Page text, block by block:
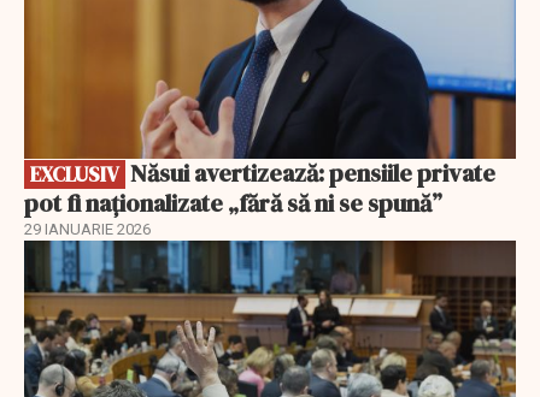
EXCLUSIV
pot fi naționalizate „fără să ni se spună”
29 IANUARIE 2026